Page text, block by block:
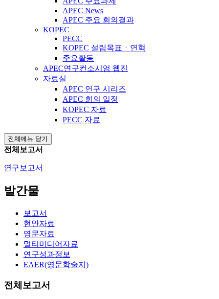
APEC News
APEC 주요 회의결과
KOPEC
PECC
KOPEC 설립목표ㆍ연혁
주요활동
APEC연구컨소시엄 웹진
자료실
APEC 연구 시리즈
APEC 회의 일정
KOPEC 자료
PECC 자료
전체메뉴 닫기
전체보고서
연구보고서
발간물
보고서
현안자료
영문자료
멀티미디어자료
연구성과정보
EAER(영문학술지)
전체보고서